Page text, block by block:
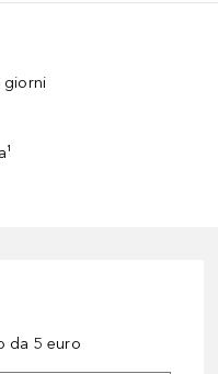
giorni
da 5 euro